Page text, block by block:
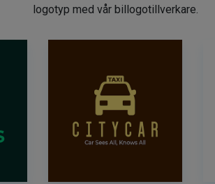
logotyp med vår billogotillverkare.